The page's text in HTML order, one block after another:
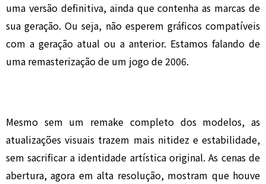
uma versão definitiva, ainda que contenha as marcas de
sua geração. Ou seja, não esperem gráficos compatíveis
com a geração atual ou a anterior. Estamos falando de
uma remasterização de um jogo de 2006.
Mesmo sem um remake completo dos modelos, as
atualizações visuais trazem mais nitidez e estabilidade,
sem sacrificar a identidade artística original. As cenas de
abertura, agora em alta resolução, mostram que houve